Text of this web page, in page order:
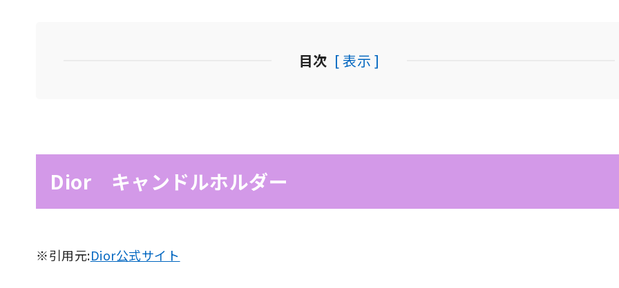
目次 [ 表示 ]
Dior キャンドルホルダー
※引用元:Dior公式サイト